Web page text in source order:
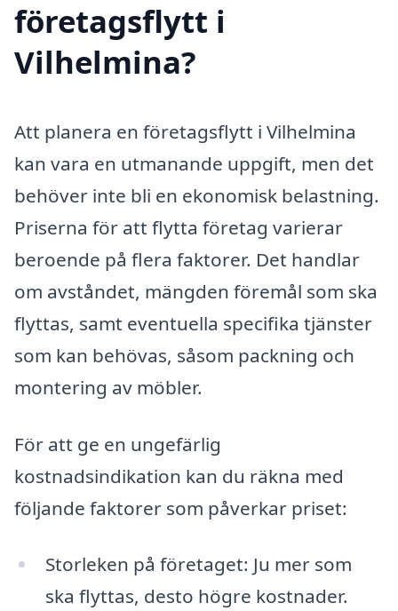
företagsflytt i
Vilhelmina?
Att planera en företagsflytt i Vilhelmina
kan vara en utmanande uppgift, men det
behöver inte bli en ekonomisk belastning.
Priserna för att flytta företag varierar
beroende på flera faktorer. Det handlar
om avståndet, mängden föremål som ska
flyttas, samt eventuella specifika tjänster
som kan behövas, såsom packning och
montering av möbler.
För att ge en ungefärlig
kostnadsindikation kan du räkna med
följande faktorer som påverkar priset:
Storleken på företaget: Ju mer som
ska flyttas, desto högre kostnader.